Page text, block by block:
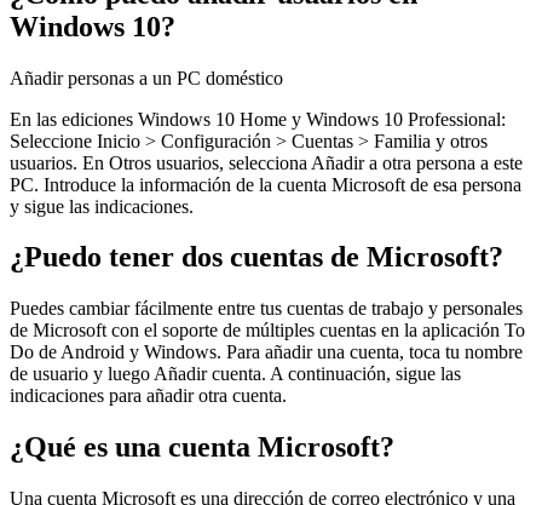
Windows 10?
Añadir personas a un PC doméstico
En las ediciones Windows 10 Home y Windows 10 Professional:
Seleccione Inicio > Configuración > Cuentas > Familia y otros
usuarios. En Otros usuarios, selecciona Añadir a otra persona a este
PC. Introduce la información de la cuenta Microsoft de esa persona
y sigue las indicaciones.
¿Puedo tener dos cuentas de Microsoft?
Puedes cambiar fácilmente entre tus cuentas de trabajo y personales
de Microsoft con el soporte de múltiples cuentas en la aplicación To
Do de Android y Windows. Para añadir una cuenta, toca tu nombre
de usuario y luego Añadir cuenta. A continuación, sigue las
indicaciones para añadir otra cuenta.
¿Qué es una cuenta Microsoft?
Una cuenta Microsoft es una dirección de correo electrónico y una